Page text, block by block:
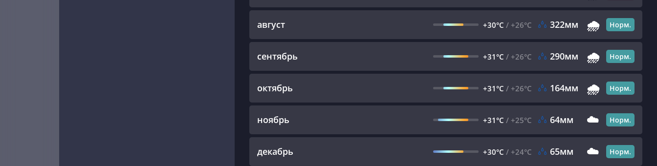
август +30°C / +26°C 322мм 🌧️ Норм.
сентябрь +31°C / +26°C 290мм 🌧️ Норм.
октябрь +31°C / +26°C 164мм 🌧️ Норм.
ноябрь +31°C / +25°C 64мм ☁️ Норм.
декабрь +30°C / +24°C 65мм ☁️ Норм.